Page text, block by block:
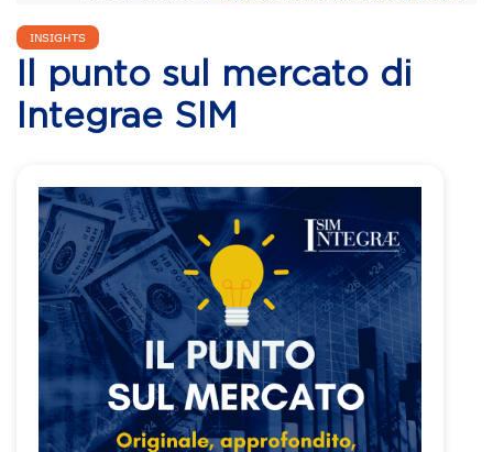
INSIGHTS
Il punto sul mercato di
Integrae SIM